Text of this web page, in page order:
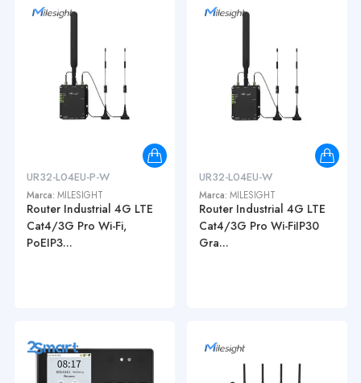
UR32-L04EU-P-W
Marca: MILESIGHT
Router Industrial 4G LTE
Cat4/3G Pro Wi-Fi,
PoEIP3...
UR32-L04EU-W
Marca: MILESIGHT
Router Industrial 4G LTE
Cat4/3G Pro Wi-FiIP30
Gra...